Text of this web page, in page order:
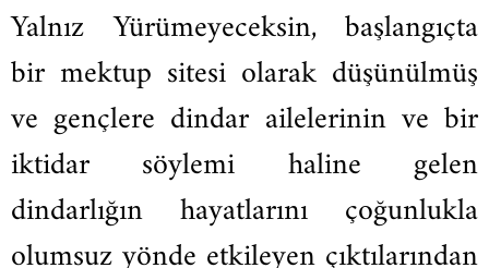
Yalnız Yürümeyeceksin, başlangıçta
bir mektup sitesi olarak düşünülmüş
ve gençlere dindar ailelerinin ve bir
iktidar söylemi haline gelen
dindarlığın hayatlarını çoğunlukla
olumsuz yönde etkileyen çıktılarından